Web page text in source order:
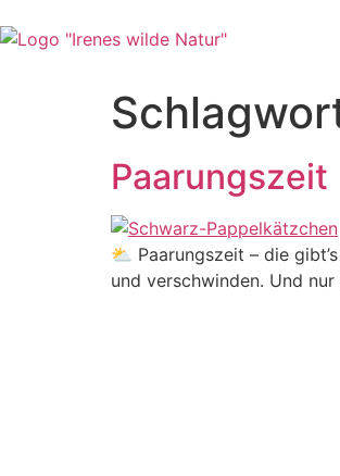
Inhalt
Paarungszeit
⛅ Paarungszeit – die
und verschwinden. Und